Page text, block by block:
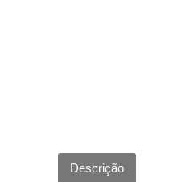
Descrição